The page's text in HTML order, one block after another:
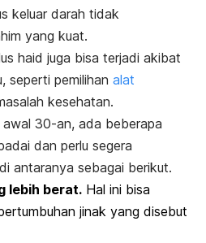
keluar darah tidak
yang kuat.
haid juga bisa terjadi akibat
seperti pemilihan alat
kesehatan.
30-an, ada beberapa
dan perlu segera
antaranya sebagai berikut.
lebih berat. Hal ini bisa
jinak yang disebut